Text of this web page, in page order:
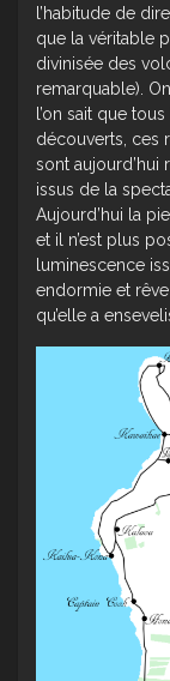
l’habitude de
que la véritable
divinisée des
remarquable).
l’on sait que
découverts, ces
sont
issus de la
Aujourd’hui la
et il n’est plus
luminescence
endormie et
qu’elle a